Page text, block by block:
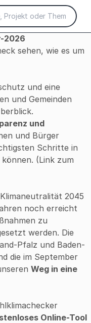
2026
sehen, wie es um
und eine
und Gemeinden
und
und Bürger
Schritte in
(Link zum
2045
noch erreicht
zu
werden. Die
Pfalz und Baden-
die im September
Weg in eine
Online-Tool